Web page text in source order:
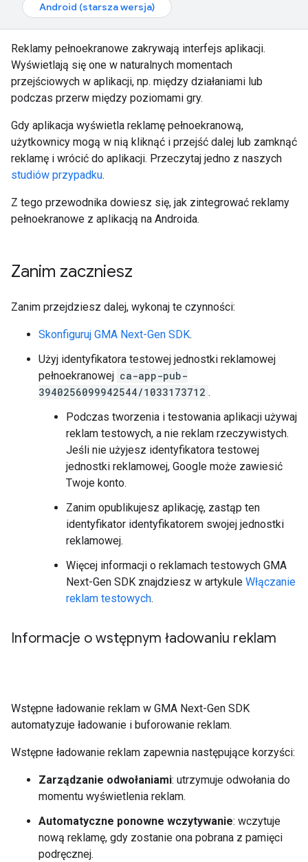
Android (starsza wersja)
Reklamy pełnoekranowe zakrywają interfejs aplikacji.
Wyświetlają się one w naturalnych momentach
przejściowych w aplikacji, np. między działaniami lub
podczas przerw między poziomami gry.
Gdy aplikacja wyświetla reklamę pełnoekranową,
użytkownicy mogą w nią kliknąć i przejść dalej lub zamknąć
reklamę i wrócić do aplikacji. Przeczytaj jedno z naszych
studiów przypadku.
Z tego przewodnika dowiesz się, jak zintegrować reklamy
pełnoekranowe z aplikacją na Androida.
Zanim zaczniesz
Zanim przejdziesz dalej, wykonaj te czynności:
Skonfiguruj GMA Next-Gen SDK.
Użyj identyfikatora testowej jednostki reklamowej
pełnoekranowej ca-app-pub-
3940256099942544/1033173712 .
Podczas tworzenia i testowania aplikacji używaj
reklam testowych, a nie reklam rzeczywistych.
Jeśli nie użyjesz identyfikatora testowej
jednostki reklamowej, Google może zawiesić
Twoje konto.
Zanim opublikujesz aplikację, zastąp ten
identyfikator identyfikatorem swojej jednostki
reklamowej.
Więcej informacji o reklamach testowych GMA
Next-Gen SDK znajdziesz w artykule Włączanie
reklam testowych.
Informacje o wstępnym ładowaniu reklam
Wstępne ładowanie reklam w GMA Next-Gen SDK
automatyzuje ładowanie i buforowanie reklam.
Wstępne ładowanie reklam zapewnia następujące korzyści:
Zarządzanie odwołaniami: utrzymuje odwołania do
momentu wyświetlenia reklam.
Automatyczne ponowne wczytywanie: wczytuje
nową reklamę, gdy zostanie ona pobrana z pamięci
podręcznej.